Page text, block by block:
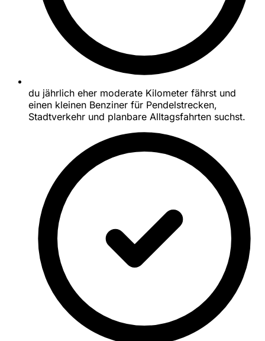
du jährlich eher moderate Kilometer fährst und
einen kleinen Benziner für Pendelstrecken,
Stadtverkehr und planbare Alltagsfahrten suchst.